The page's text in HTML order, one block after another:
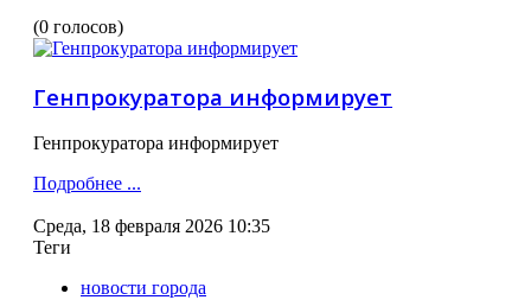
(0 голосов)
Генпрокуратора информирует
Генпрокуратора информирует
Подробнее ...
Среда, 18 февраля 2026 10:35
Теги
новости города